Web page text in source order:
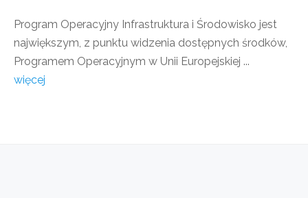
Program Operacyjny Infrastruktura i Środowisko jest
największym, z punktu widzenia dostępnych środków,
Programem Operacyjnym w Unii Europejskiej ...
więcej